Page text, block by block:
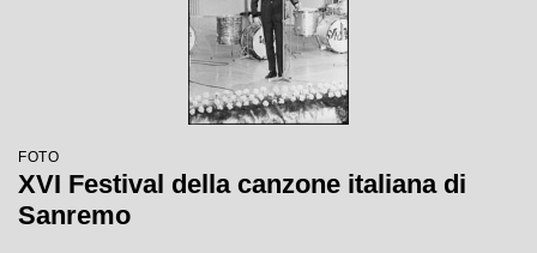
FOTO
XVI Festival della canzone italiana di
Sanremo